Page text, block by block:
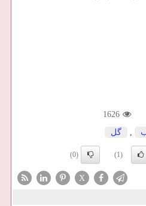
1626
, گل
(1)
(0)
X